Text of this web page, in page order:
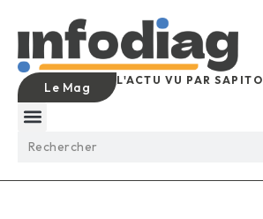
Le Mag L'ACTU VU PAR SAPITO